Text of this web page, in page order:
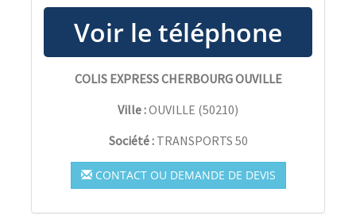
COLIS EXPRESS CHERBOURG OUVILLE
Ville :OUVILLE (50210)
Société : TRANSPORTS 50
CONTACT OU DEMANDE DE DEVIS